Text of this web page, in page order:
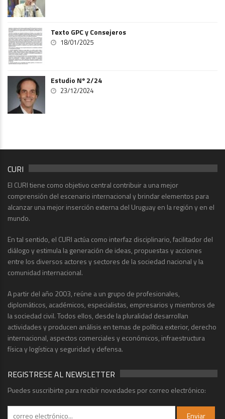
Texto GPC y Consejeros
18/01/2025
Estudio Nº 2/24
23/12/2024
CURI
El CURI tiene como objetivo central contribuir a una mejor
comprensión del escenario internacional y brindar elementos para
alcanzar una mejor inserción externa del Uruguay en la región y en el
mundo.
En tal sentido, el CURI actúa como interfaz disciplinario, facilitador del
diálogo y estimula la generación de ideas, propuestas y acciones
entre los diversos actores y sectores de la sociedad nacional y la
comunidad internacional.
A partir del año 2003, reúne a un grupo de profesionales,
diplomáticos, académicos, especialistas, empresarios y miembros de
la sociedad civil. Todos ellos, desde la pluralidad desarrollan
actividades y producen análisis en temas de política exterior, derecho
internacional, aspectos comerciales y económicos, infraestructura
física y logística y seguridad y defensa.
REGISTRESE AL NEWSLETTER
Puedes suscribirte para recibir novedades por correo electrónico: